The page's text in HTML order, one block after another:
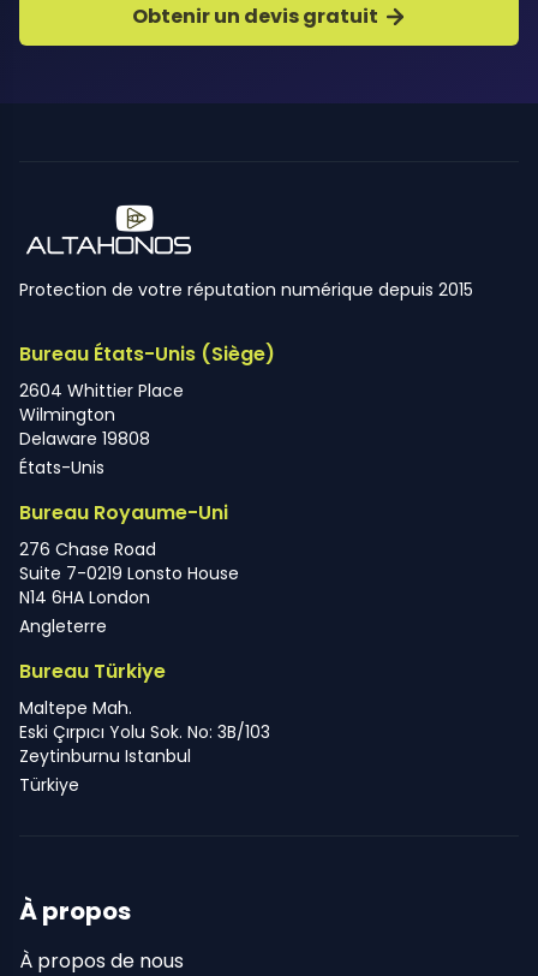
Obtenir un devis gratuit
Protection de votre réputation numérique depuis 2015
Bureau États-Unis (Siège)
2604 Whittier Place
Wilmington
Delaware 19808
États-Unis
Bureau Royaume-Uni
276 Chase Road
Suite 7-0219 Lonsto House
N14 6HA London
Angleterre
Bureau Türkiye
Maltepe Mah.
Eski Çırpıcı Yolu Sok. No: 3B/103
Zeytinburnu Istanbul
Türkiye
À propos
À propos de nous